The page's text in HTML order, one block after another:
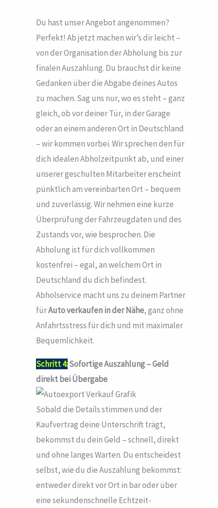
Du hast unser Angebot angenommen?
Perfekt! Ab jetzt machen wir’s dir leicht –
von der Organisation der Abholung bis zur
finalen Auszahlung. Du brauchst dir keine
Gedanken über die Abgabe deines Autos
zu machen. Sag uns nur, wo es steht – ganz
gleich, ob vor deiner Tür, in der Garage
oder an einem anderen Ort in Deutschland
– wir kommen vorbei. Wir sprechen den für
dich idealen Abholzeitpunkt ab, und einer
unserer geschulten Mitarbeiter erscheint
pünktlich am vereinbarten Ort – bequem
und zuverlässig. Wir nehmen eine kurze
Überprüfung der Fahrzeugdaten und des
Zustands vor, wie besprochen. Die
Abholung ist für dich vollkommen
kostenfrei – egal, an welchem Ort in
Deutschland du dich befindest.
Abholservice macht uns zu deinem Partner
fürAuto verkaufen in der Nähe, ganz ohne
Anfahrtsstress für dich und mit maximaler
Bequemlichkeit.
Schritt 4:Sofortige Auszahlung – Geld
direkt bei Übergabe
Sobald die Details stimmen und der
Kaufvertrag deine Unterschrift trägt,
bekommst du dein Geld – schnell, direkt
und ohne langes Warten. Du entscheidest
selbst, wie du die Auszahlung bekommst:
entweder direkt vor Ort in bar oder über
eine sekundenschnelle Echtzeit-